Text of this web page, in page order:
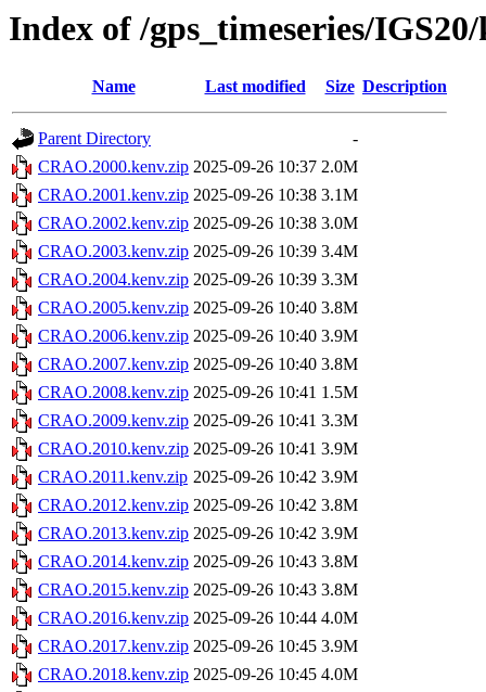
Index of /gps_timeseries/
Name Last modified Size Description
Parent Directory
-
CRAO.2000.kenv.zip 2025-09-26 10:37 2.0M
CRAO.2001.kenv.zip 2025-09-26 10:38 3.1M
CRAO.2002.kenv.zip 2025-09-26 10:38 3.0M
CRAO.2003.kenv.zip 2025-09-26 10:39 3.4M
CRAO.2004.kenv.zip 2025-09-26 10:39 3.3M
CRAO.2005.kenv.zip 2025-09-26 10:40 3.8M
CRAO.2006.kenv.zip 2025-09-26 10:40 3.9M
CRAO.2007.kenv.zip 2025-09-26 10:40 3.8M
CRAO.2008.kenv.zip 2025-09-26 10:41 1.5M
CRAO.2009.kenv.zip 2025-09-26 10:41 3.3M
CRAO.2010.kenv.zip 2025-09-26 10:41 3.9M
CRAO.2011.kenv.zip 2025-09-26 10:42 3.9M
CRAO.2012.kenv.zip 2025-09-26 10:42 3.8M
CRAO.2013.kenv.zip 2025-09-26 10:42 3.9M
CRAO.2014.kenv.zip 2025-09-26 10:43 3.8M
CRAO.2015.kenv.zip 2025-09-26 10:43 3.8M
CRAO.2016.kenv.zip 2025-09-26 10:44 4.0M
CRAO.2017.kenv.zip 2025-09-26 10:45 3.9M
CRAO.2018.kenv.zip 2025-09-26 10:45 4.0M